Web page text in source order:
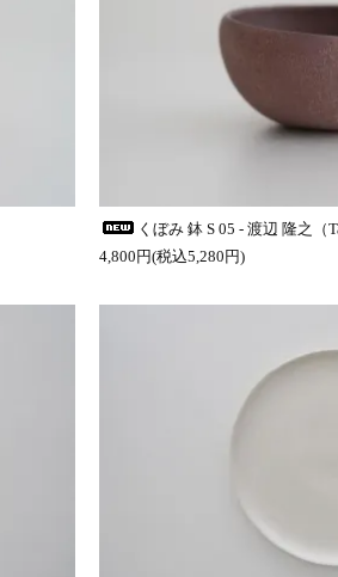
くぼみ 鉢 S 05 - 渡辺 隆之（
4,800円(税込5,280円)